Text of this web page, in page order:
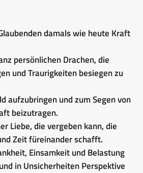
damals wie heute Kraft
persönlichen Drachen, die
und Traurigkeiten besiegen zu
aufzubringen und zum Segen von
beizutragen.
Liebe, die vergeben kann, die
Zeit füreinander schafft.
Einsamkeit und Belastung
in Unsicherheiten Perspektive